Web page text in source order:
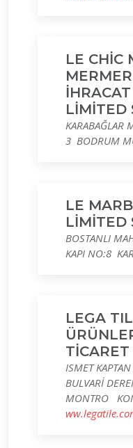
LE CHİC
LİMİTED
KARABAĞLAR
3 BODRUM
LE
LİMİTED
BOSTANLI
KAPI NO:8
LEGA
ISMET
BULVARİ
MONTRO